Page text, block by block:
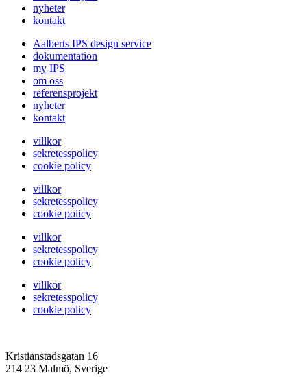
nyheter
kontakt
Aalberts IPS design service
dokumentation
my IPS
om oss
referensprojekt
nyheter
kontakt
villkor
sekretesspolicy
cookie policy
villkor
sekretesspolicy
cookie policy
villkor
sekretesspolicy
cookie policy
villkor
sekretesspolicy
cookie policy
Kristianstadsgatan 16
214 23 Malmö, Sverige